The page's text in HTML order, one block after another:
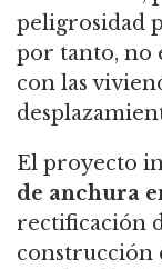
peligrosidad
por tanto, no
con las
El proyecto
de anchura
rectificación
construcción